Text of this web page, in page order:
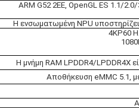
ARM G52 2EE, OpenGL ES 1.1/
Η ενσωματωμένη NPU
4KP60
Η μνήμη RAM LPDDR4/LPDDR4X
Αποθήκευση eMMC 5.1,